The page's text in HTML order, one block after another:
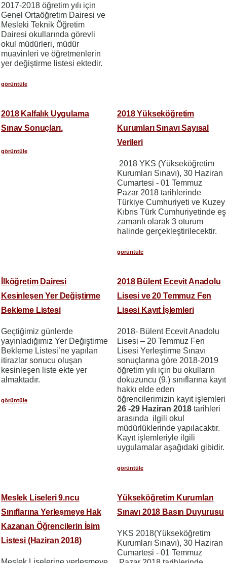
2017-2018 öğretim yılı için
Genel Ortaöğretim Dairesi ve
Mesleki Teknik Öğretim
Dairesi okullarında görevli
okul müdürleri, müdür
muavinleri ve öğretmenlerin
yer değiştirme listesi ektedir.
görüntüle
2018 Kalfalık Uygulama
Sınav Sonuçları.
görüntüle
2018 Yükseköğretim
Kurumları Sınavı Sayısal
Verileri
2018 YKS (Yükseköğretim
Kurumları Sınavı), 30 Haziran
Cumartesi - 01 Temmuz
Pazar 2018 tarihlerinde
Türkiye Cumhuriyeti ve Kuzey
Kıbrıs Türk Cumhuriyetinde eş
zamanlı olarak 3 oturum
halinde gerçekleştirilecektir.
görüntüle
İlköğretim Dairesi
Kesinleşen Yer Değiştirme
Bekleme Listesi
Geçtiğimiz günlerde
yayınladığımız Yer Değiştirme
Bekleme Listesi’ne yapılan
itirazlar sonucu oluşan
kesinleşen liste ekte yer
almaktadır.
görüntüle
2018 Bülent Ecevit Anadolu
Lisesi ve 20 Temmuz Fen
Lisesi Kayıt İşlemleri
2018- Bülent Ecevit Anadolu
Lisesi – 20 Temmuz Fen
Lisesi Yerleştirme Sınavı
sonuçlarına göre 2018-2019
öğretim yılı için bu okulların
dokuzuncu (9.) sınıflarına kayıt
hakkı elde eden
öğrencilerimizin kayıt işlemleri
26 -29 Haziran 2018 tarihleri
arasında ilgili okul
müdürlüklerinde yapılacaktır.
Kayıt işlemleriyle ilgili
uygulamalar aşağıdaki gibidir.
görüntüle
Meslek Liseleri 9.ncu
Sınıflarına Yerleşmeye Hak
Kazanan Öğrencilerin İsim
Listesi (Haziran 2018)
Yükseköğretim Kurumları
Sınavı 2018 Basın Duyurusu
YKS 2018(Yükseköğretim
Kurumları Sınavı), 30 Haziran
Cumartesi - 01 Temmuz